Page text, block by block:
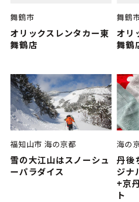
舞鶴市
オリックスレンタカー東
舞鶴店
舞鶴
オリ
舞鶴
福知山市 海の京都
雪の大江山はスノーシュ
ーパラダイス
海の
丹後
ジナ
+京
ト